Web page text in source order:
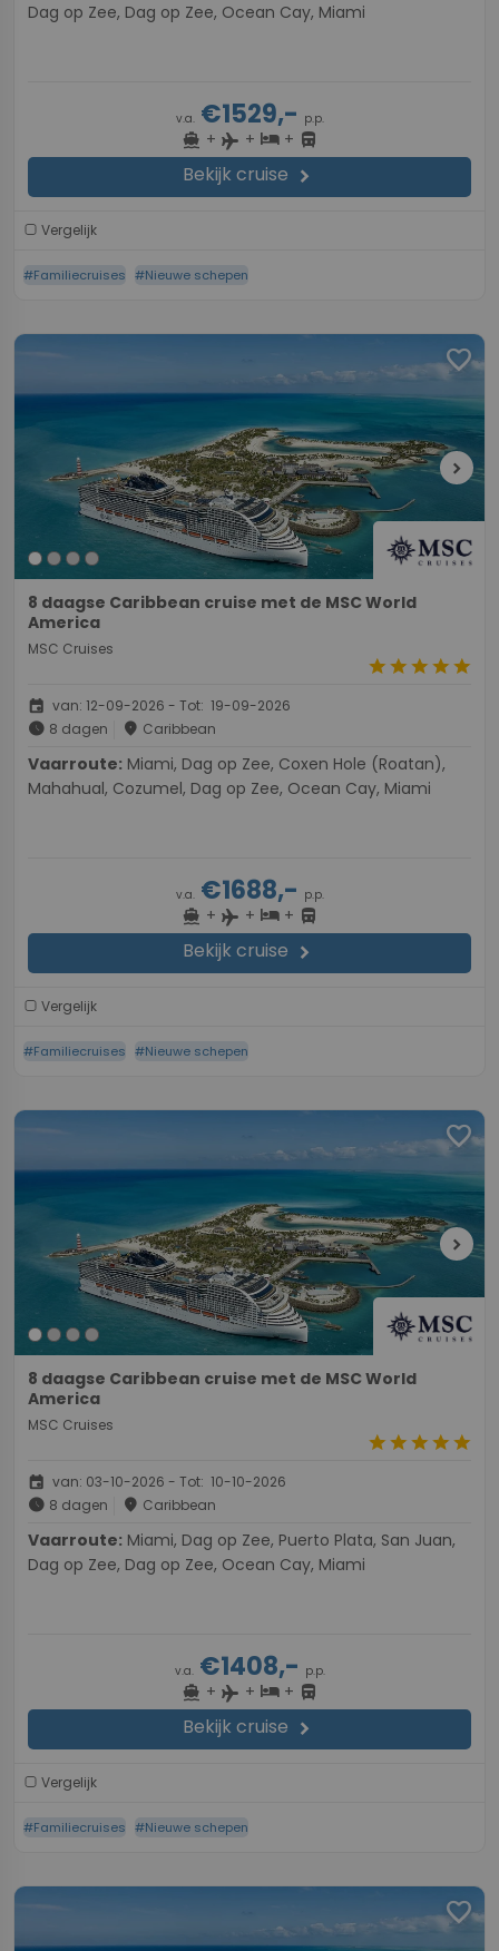
Dag op Zee, Dag op Zee, Ocean Cay, Miami
v.a.€1529,- p.p.
directions_boat + flight + hotel+ directions_bus
Bekijk cruise chevron_right
Vergelijk
#Familiecruises #Nieuwe schepen
favorite
chevron_right
8 daagse Caribbean cruise met de MSC World
America
MSC Cruises
starstarstarstarstar
event van: 12-09-2026 - Tot: 19-09-2026
schedule 8 dagen place Caribbean
Vaarroute:
Mahahual, Cozumel, Dag op Zee, Ocean Cay, Miami
v.a.€1688,- p.p.
directions_boat + flight + hotel+ directions_bus
Bekijk cruise chevron_right
Vergelijk
#Familiecruises #Nieuwe schepen
favorite
chevron_right
8 daagse Caribbean cruise met de MSC World
America
MSC Cruises
starstarstarstarstar
event van: 03-10-2026 - Tot: 10-10-2026
schedule 8 dagen place Caribbean
Vaarroute:
Dag op Zee, Dag op Zee, Ocean Cay, Miami
v.a.€1408,- p.p.
directions_boat + flight + hotel+ directions_bus
Bekijk cruise chevron_right
Vergelijk
#Familiecruises #Nieuwe schepen
favorite